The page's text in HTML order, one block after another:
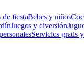
fiestaBebes y niños
Juegos y diversión
Servicios gratis